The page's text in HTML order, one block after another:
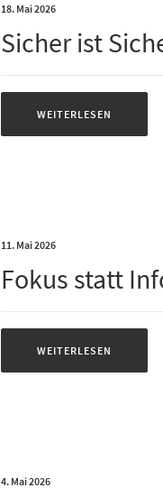
18. Mai 2026
Sicher ist
WEITERLESEN
11. Mai 2026
Fokus statt
WEITERLESEN
4. Mai 2026